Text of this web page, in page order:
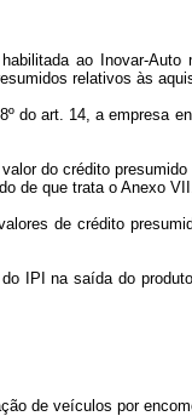
ao Inovar-
relativos às
do art. 14, a empresa
do crédito
de que trata o Anexo
de crédito
IPI na saída do
de veículos por